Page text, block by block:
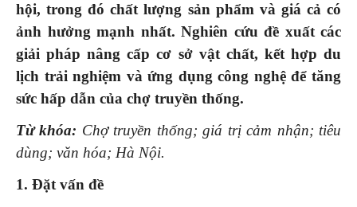
hội, trong đó chất lượng sản phẩm và giá cả có
ảnh hưởng mạnh nhất. Nghiên cứu đề xuất các
giải pháp nâng cấp cơ sở vật chất, kết hợp du
lịch trải nghiệm và ứng dụng công nghệ để tăng
sức hấp dẫn của chợ truyền thống.
Từ khóa: Chợ truyền thống; giá trị cảm nhận; tiêu
dùng; văn hóa; Hà Nội.
1. Đặt vấn đề